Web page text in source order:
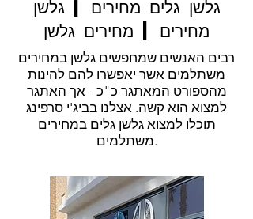
גלשן גלים מחירים | גלשן
מחירים | מחירים גלשן
רבים האנשים שמחפשים גלשן במחירים
משתלמים אשר יאפשרו להם להינות
מהספורט המאתגר כ"כ - אך האתגר
למצוא הוא קשה. אצלנו בביג'י סרפינג
תוכלו למצוא גלשן גלים במחירים
משתלמים.